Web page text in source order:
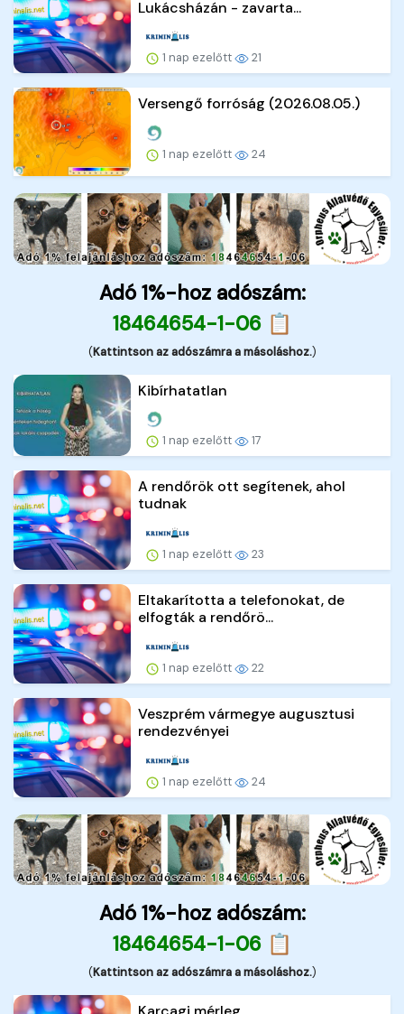
Lukácsházán - zavarta...
1 nap ezelőtt 21
Versengő forróság (2026.08.05.)
1 nap ezelőtt 24
Adó 1%-hoz adószám:
18464654-1-06 📋
(Kattintson az adószámra a másoláshoz.)
Kibírhatatlan
1 nap ezelőtt 17
A rendőrök ott segítenek, ahol
tudnak
1 nap ezelőtt 23
Eltakarította a telefonokat, de
elfogták a rendőrö...
1 nap ezelőtt 22
Veszprém vármegye augusztusi
rendezvényei
1 nap ezelőtt 24
Adó 1%-hoz adószám:
18464654-1-06 📋
(Kattintson az adószámra a másoláshoz.)